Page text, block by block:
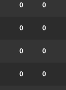
0
0
0
0
0
0
0
0